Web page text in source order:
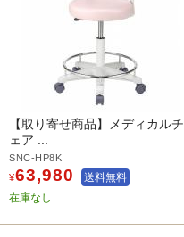
【取り寄せ商品】メディカルチ
ェア ...
SNC-HP8K
¥63,980
送料無料
在庫なし